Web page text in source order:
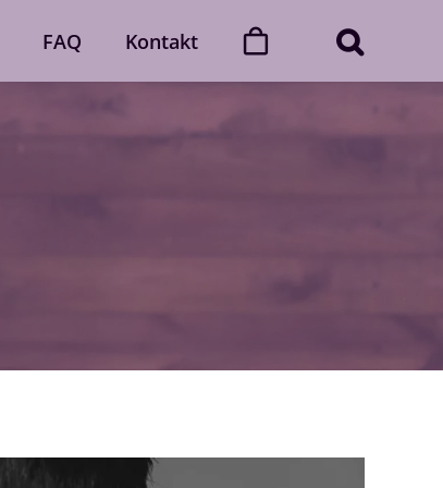
Dance with friends
Momente voller Rhythmus und
FAQ Kontakt